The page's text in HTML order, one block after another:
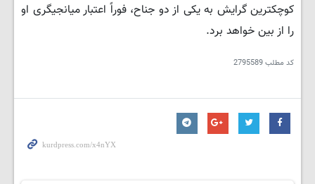
کوچکترین گرایش به یکی از دو جناح، فوراً اعتبار میانجیگری او
را از بین خواهد برد.
کد مطلب2795589